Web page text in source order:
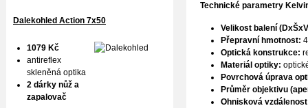
Technické parametry
Velikost balení
Přepravní hmotnost:
Optická konstrukce:
Materiál optiky:
Povrchová úprava
Průměr objektivu
Ohnisková
Dalekohled Action 7x50
1079 Kč
antireflex
skleněná optika
2 dárky nůž a
zapalovač